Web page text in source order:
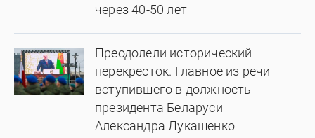
через 40-50 лет
Преодолели исторический
перекресток. Главное из речи
вступившего в должность
президента Беларуси
Александра Лукашенко